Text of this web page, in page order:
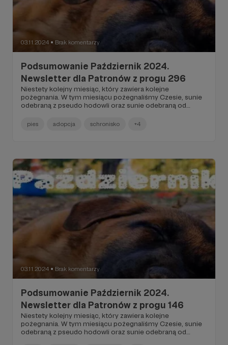
03.11.2024 ● Brak komentarzy
Podsumowanie Październik 2024.
Newsletter dla Patronów z progu 296
Niestety kolejny miesiąc, który zawiera kolejne
pożegnania. W tym miesiącu pożegnaliśmy Czesie, sunie
odebraną z pseudo hodowli oraz sunie odebraną od
pies adopcja schronisko +4
03.11.2024 ● Brak komentarzy
Podsumowanie Październik 2024.
Newsletter dla Patronów z progu 146
Niestety kolejny miesiąc, który zawiera kolejne
pożegnania. W tym miesiącu pożegnaliśmy Czesie, sunie
odebraną z pseudo hodowli oraz sunie odebraną od